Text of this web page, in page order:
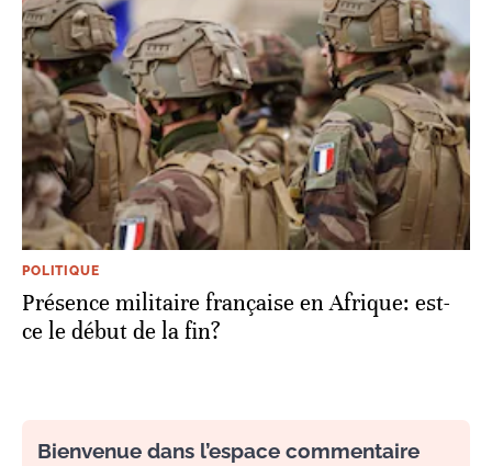
POLITIQUE
Présence militaire française en Afrique: est-
ce le début de la fin?
Bienvenue dans l’espace commentaire